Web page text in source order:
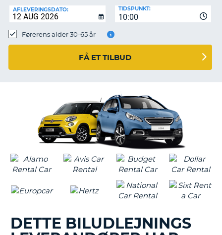
AFLEVERINGSDATO:
10:00
TIDSPUNKT:
Førerens alder 30-65 år
FÅ ET TILBUD
DETTE BILUDLEJNINGS